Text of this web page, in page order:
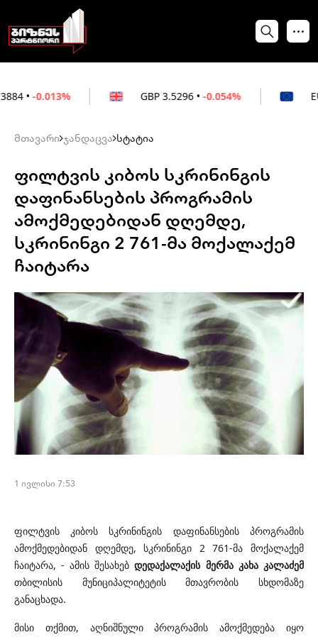
3.5296 • -0.054% 3.0264 •
მთავარი ჯანდაცვა სტატია
ფილტვის კიბოს სკრინინგის
დაფინანსების პროგრამის
ამოქმედებიდან დღემდე,
სკრინინგი 2 761-მა მოქალაქემ
ჩაიტარა
1 ივლისი 7:53
ფილტვის კიბოს სკრინინგის დაფინანსების პროგრამის
ამოქმედებიდან დღემდე, სკრინინგი 2 761-მა მოქალაქემ
ჩაიტარა, - ამის შესახებდედაქალაქის მერმა კახა კალაძემ
თბილისის მუნიციპალიტეტის მთავრობის სხდომაზე
განაცხადა.
მისი თქმით, აღნიშნული პროგრამის ამოქმედება იყო